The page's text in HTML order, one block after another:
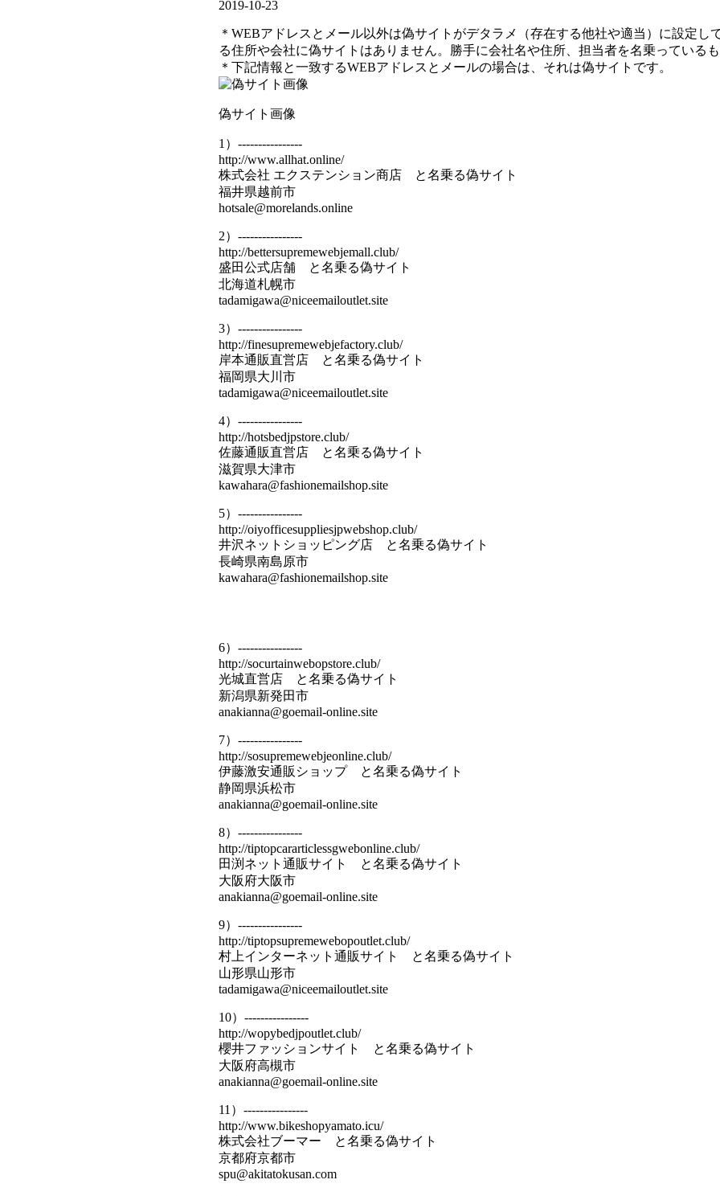
2019-10-23
＊WEBアドレスとメール以外は偽サイトがデタラメ（存在する他社や適当）に設定し
る住所や会社に偽サイトはありません。勝手に会社名や住所、担当者を名乗っているも
＊下記情報と一致するWEBアドレスとメールの場合は、それは偽サイトです。
偽サイト画像
1）----------------
http://www.allhat.online/
株式会社 エクステンション商店 と名乗る偽サイト
福井県越前市
hotsale@morelands.online
2）----------------
http://bettersupremewebjemall.club/
盛田公式店舗 と名乗る偽サイト
北海道札幌市
tadamigawa@niceemailoutlet.site
3）----------------
http://finesupremewebjefactory.club/
岸本通販直営店 と名乗る偽サイト
福岡県大川市
tadamigawa@niceemailoutlet.site
4）----------------
http://hotsbedjpstore.club/
佐藤通販直営店 と名乗る偽サイト
滋賀県大津市
kawahara@fashionemailshop.site
5）----------------
http://oiyofficesuppliesjpwebshop.club/
井沢ネットショッピング店 と名乗る偽サイト
長崎県南島原市
kawahara@fashionemailshop.site
6）----------------
http://socurtainwebopstore.club/
光城直営店 と名乗る偽サイト
新潟県新発田市
anakianna@goemail-online.site
7）----------------
http://sosupremewebjeonline.club/
伊藤激安通販ショップ と名乗る偽サイト
静岡県浜松市
anakianna@goemail-online.site
8）----------------
http://tiptopcararticlessgwebonline.club/
田渕ネット通販サイト と名乗る偽サイト
大阪府大阪市
anakianna@goemail-online.site
9）----------------
http://tiptopsupremewebopoutlet.club/
村上インターネット通販サイト と名乗る偽サイト
山形県山形市
tadamigawa@niceemailoutlet.site
10）----------------
http://wopybedjpoutlet.club/
櫻井ファッションサイト と名乗る偽サイト
大阪府高槻市
anakianna@goemail-online.site
11）----------------
http://www.bikeshopyamato.icu/
株式会社ブーマー と名乗る偽サイト
京都府京都市
spu@akitatokusan.com